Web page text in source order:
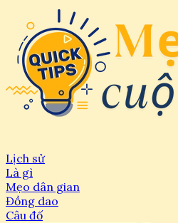
Lịch sử
Là gì
Mẹo dân gian
Đồng dao
Câu đố